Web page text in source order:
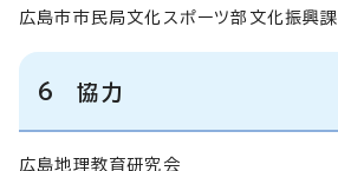
広島市市民局文化スポーツ部文化振興課
6 協力
広島地理教育研究会